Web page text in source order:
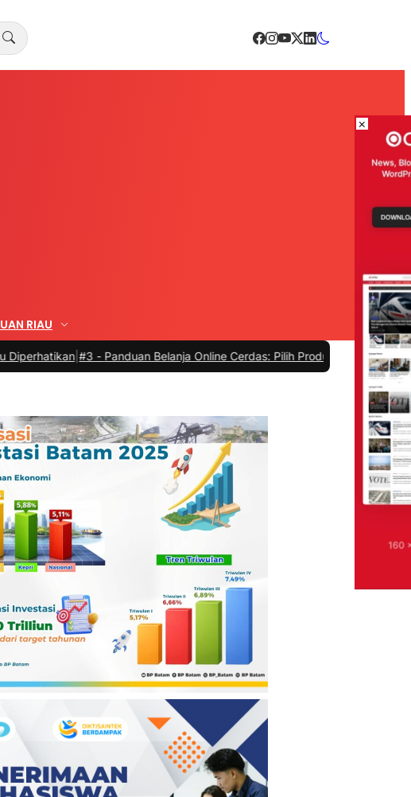
RIAU
-Panduan Belanja Online Cerdas: Pilih Produk dengan Bijak dan Hindari
×